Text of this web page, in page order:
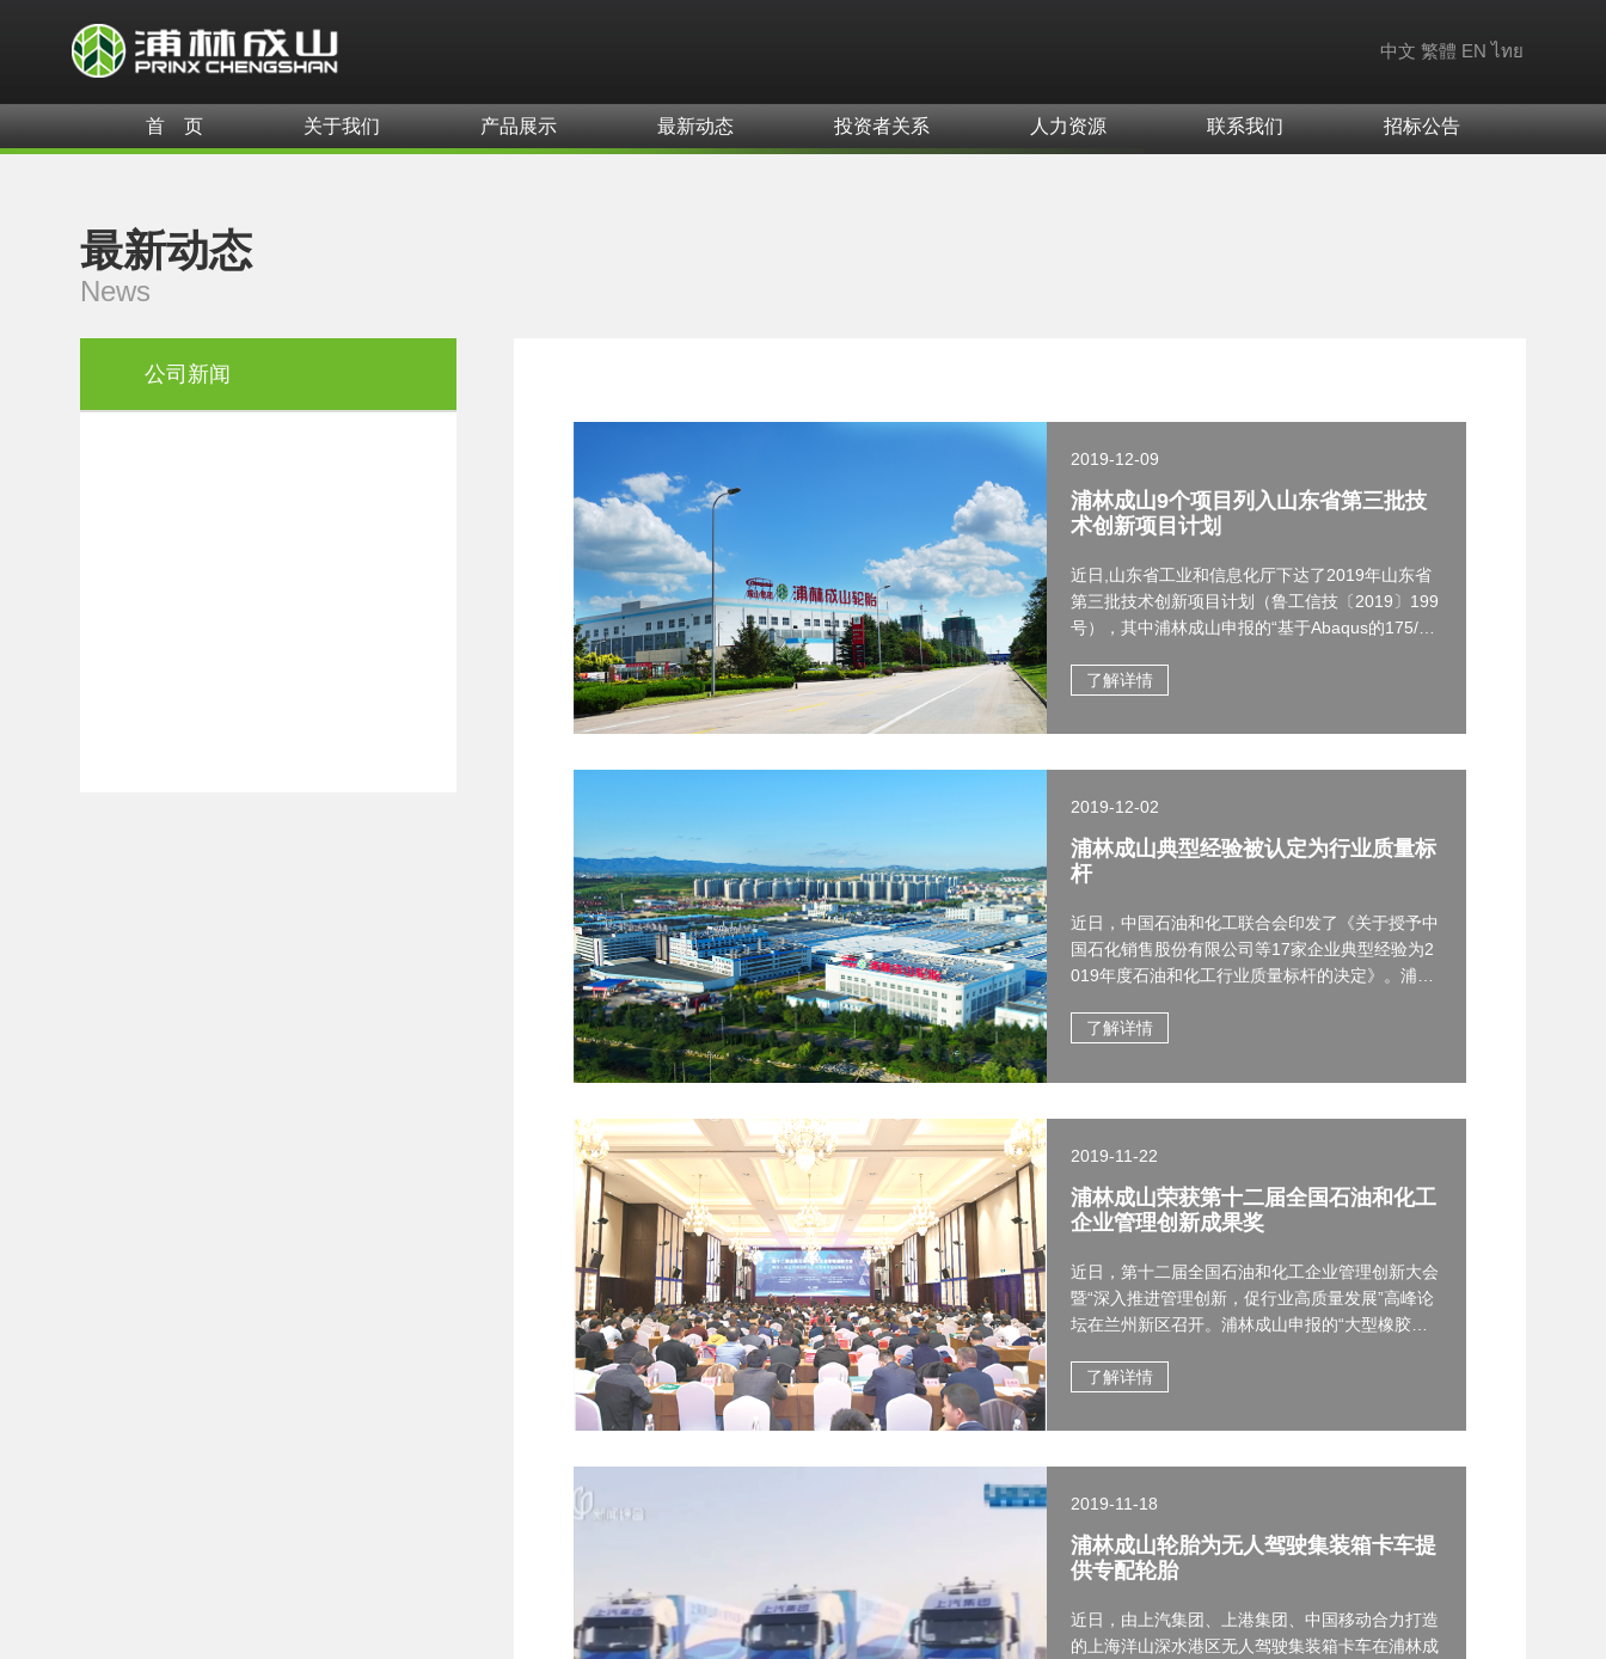
中文 繁體 EN ไทย
首 页 关于我们 产品展示 最新动态 投资者关系 人力资源 联系我们 招标公告
最新动态
News
公司新闻
2019-12-09
浦林成山9个项目列入山东省第三批技
术创新项目计划
近日,山东省工业和信息化厅下达了2019年山东省
第三批技术创新项目计划（鲁工信技〔2019〕199
号），其中浦林成山申报的“基于Abaqus的175/55
T轮胎产品的开发”等9个项目列入计划。浦林成山
一，这将助力浦林成山缔造新动能、提质增效、转
了解详情
2019-12-02
浦林成山典型经验被认定为行业质量标
杆
近日，中国石油和化工联合会印发了《关于授予中
国石化销售股份有限公司等17家企业典型经验为2
019年度石油和化工行业质量标杆的决定》。浦林
验”被认定为2019年度石油和化工行业质量标杆。
了解详情
2019-11-22
浦林成山荣获第十二届全国石油和化工
企业管理创新成果奖
近日，第十二届全国石油和化工企业管理创新大会
暨“深入推进管理创新，促行业高质量发展”高峰论
坛在兰州新区召开。浦林成山申报的“大型橡胶制
和专家委员会评审，荣获第十二届石油和化工行业
了解详情
2019-11-18
浦林成山轮胎为无人驾驶集装箱卡车提
供专配轮胎
近日，由上汽集团、上港集团、中国移动合力打造
的上海洋山深水港区无人驾驶集装箱卡车在浦林成